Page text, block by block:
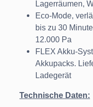
Lagerräumen,
Eco-Mode,
bis zu 30
12.000 Pa
FLEX Akku-
Akkupacks.
Ladegerät
Technische Daten: